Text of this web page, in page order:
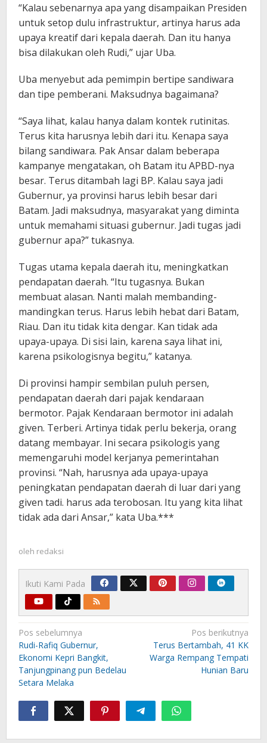
“Kalau sebenarnya apa yang disampaikan Presiden
untuk setop dulu infrastruktur, artinya harus ada
upaya kreatif dari kepala daerah. Dan itu hanya
bisa dilakukan oleh Rudi,” ujar Uba.
Uba menyebut ada pemimpin bertipe sandiwara
dan tipe pemberani. Maksudnya bagaimana?
“Saya lihat, kalau hanya dalam kontek rutinitas.
Terus kita harusnya lebih dari itu. Kenapa saya
bilang sandiwara. Pak Ansar dalam beberapa
kampanye mengatakan, oh Batam itu APBD-nya
besar. Terus ditambah lagi BP. Kalau saya jadi
Gubernur, ya provinsi harus lebih besar dari
Batam. Jadi maksudnya, masyarakat yang diminta
untuk memahami situasi gubernur. Jadi tugas jadi
gubernur apa?” tukasnya.
Tugas utama kepala daerah itu, meningkatkan
pendapatan daerah. “Itu tugasnya. Bukan
membuat alasan. Nanti malah membanding-
mandingkan terus. Harus lebih hebat dari Batam,
Riau. Dan itu tidak kita dengar. Kan tidak ada
upaya-upaya. Di sisi lain, karena saya lihat ini,
karena psikologisnya begitu,” katanya.
Di provinsi hampir sembilan puluh persen,
pendapatan daerah dari pajak kendaraan
bermotor. Pajak Kendaraan bermotor ini adalah
given. Terberi. Artinya tidak perlu bekerja, orang
datang membayar. Ini secara psikologis yang
memengaruhi model kerjanya pemerintahan
provinsi. “Nah, harusnya ada upaya-upaya
peningkatan pendapatan daerah di luar dari yang
given tadi. harus ada terobosan. Itu yang kita lihat
tidak ada dari Ansar,” kata Uba.***
oleh redaksi
Ikuti Kami Pada
Navigasi
pos
Pos sebelumnya
Rudi-Rafiq Gubernur,
Ekonomi Kepri Bangkit,
Tanjungpinang pun Bedelau
Setara Melaka
Pos berikutnya
Terus Bertambah, 41 KK
Warga Rempang Tempati
Hunian Baru